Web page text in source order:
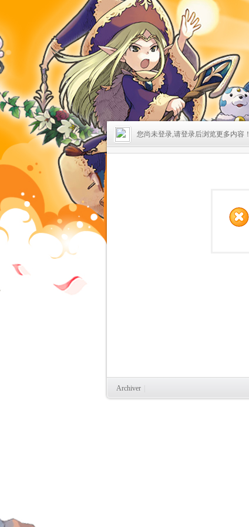
您尚未登录,请登录后浏览更多内容！
Archiver